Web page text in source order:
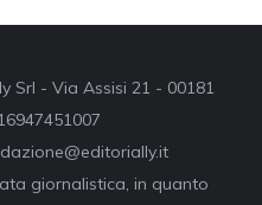
Srl - Via Assisi 21 - 00181
giornalistica, in quanto